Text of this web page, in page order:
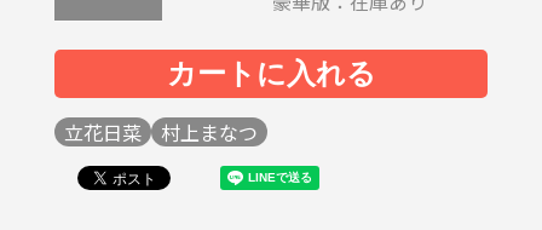
立花日菜 村上まなつ